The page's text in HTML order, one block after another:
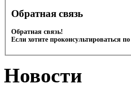
Обратная связь
Обратная связь!
Если хотите проконсультироваться
Новости